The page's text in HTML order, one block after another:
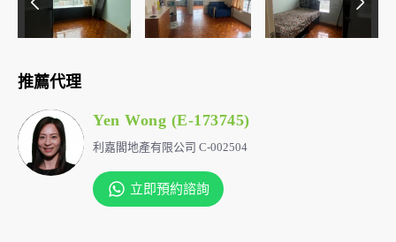
推薦代理
Yen Wong (E-173745)
利嘉閣地產有限公司 C-002504
立即預約諮詢